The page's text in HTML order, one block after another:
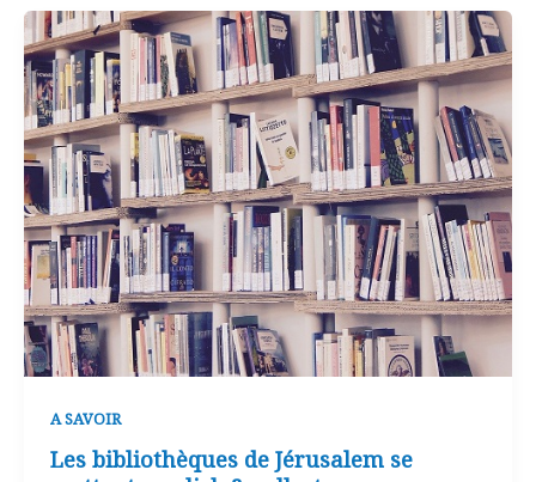
A SAVOIR
Les bibliothèques de Jérusalem se